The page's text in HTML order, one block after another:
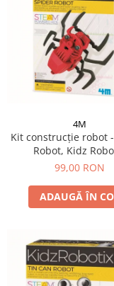
4M
Kit construcție robot
Robot, Kidz
99,00 RON
ADAUGĂ ÎN